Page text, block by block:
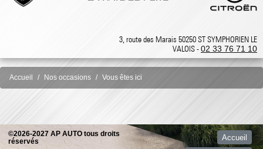
3, route des Marais 50250 ST SYMPHORIEN LE
VALOIS -02 33 76 71 10
Accueil Nos occasions Vous êtes ici
©2026-2027 AP AUTO tous droits
réservés
Accueil